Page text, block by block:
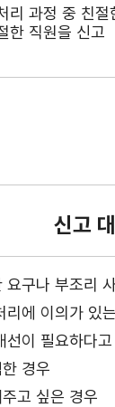
리 과정 중 친절
한 직원을 신고
신고
구나 부조리
리에 이의가 있
선이 필요하다
경우
고 싶은 경우